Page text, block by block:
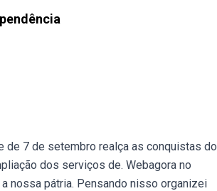
de 7 de setembro realça as conquistas do
dos serviços de. Webagora no
nossa pátria. Pensando nisso organizei